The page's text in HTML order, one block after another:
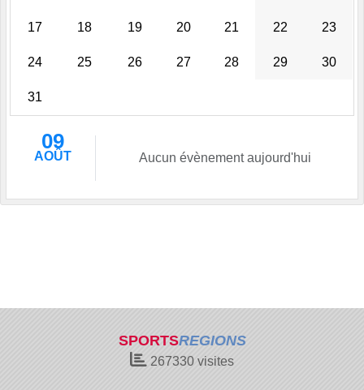
17 18 19 20 21 22 23
24 25 26 27 28 29 30
31
09
AOÛT Aucun évènement aujourd'hui
SPORTSREGIONS
267330 visites